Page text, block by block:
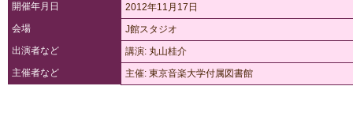
開催年月日
2012年11月17日
会場
J館スタジオ
出演者など
講演: 丸山桂介
主催者など
主催: 東京音楽大学付属図書館